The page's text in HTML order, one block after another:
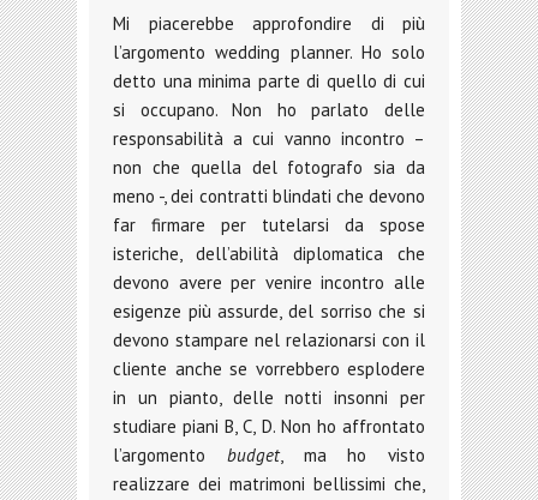
Mi piacerebbe approfondire di più
l’argomento wedding planner. Ho solo
detto una minima parte di quello di cui
si occupano. Non ho parlato delle
responsabilità a cui vanno incontro –
non che quella del fotografo sia da
meno -, dei contratti blindati che devono
far firmare per tutelarsi da spose
isteriche, dell’abilità diplomatica che
devono avere per venire incontro alle
esigenze più assurde, del sorriso che si
devono stampare nel relazionarsi con il
cliente anche se vorrebbero esplodere
in un pianto, delle notti insonni per
studiare piani B, C, D. Non ho affrontato
l’argomento budget, ma ho visto
realizzare dei matrimoni bellissimi che,